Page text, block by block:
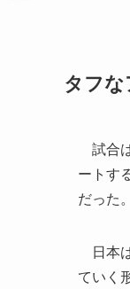
タフ
試合
ートす
だった。
日本
ていく